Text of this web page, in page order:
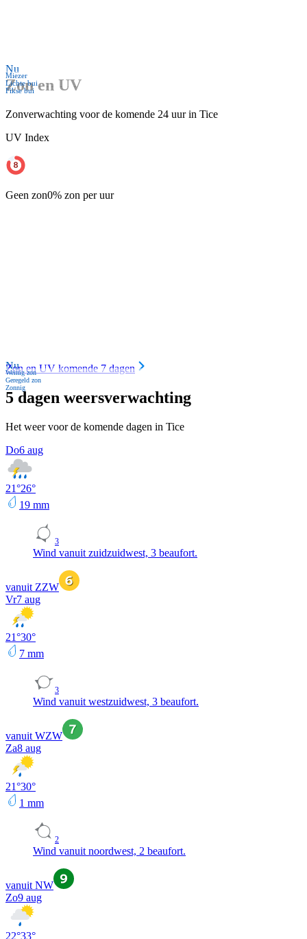
Nu
Miezer
Lichte bui
Fikse bui
Zon en UV
Zonverwachting voor de komende 24 uur in Tice
UV Index
Geen zon0% zon per uur
Nu
Weinig zon
Geregeld zon
Zonnig
Zon en UV komende 7 dagen
5 dagen weersverwachting
Het weer voor de komende dagen in Tice
Do6 aug
21°26°
19 mm
3
Wind vanuit zuidzuidwest, 3 beaufort.
vanuit ZZW
Vr7 aug
21°30°
7 mm
3
Wind vanuit westzuidwest, 3 beaufort.
vanuit WZW
Za8 aug
21°30°
1 mm
2
Wind vanuit noordwest, 2 beaufort.
vanuit NW
Zo9 aug
22°33°